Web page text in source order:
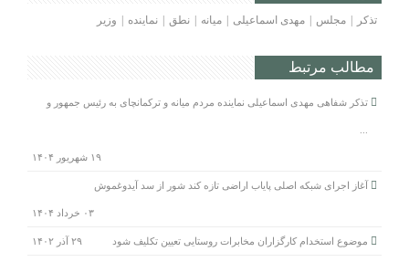
تذکر مجلس مهدی اسماعیلی میانه نطق نماینده وزیر
مطالب مرتبط
تذکر شفاهی مهدی اسماعیلی نماینده مردم میانه و ترکمانچای به رئیس جمهور و
۱۹ شهریور ۱۴۰۴
آغاز اجرای شبکه اصلی پایاب اراضی تازه کند شور از سد آیدوغموش
۰۳ خرداد ۱۴۰۴
موضوع استخدام کارگزاران مخابرات روستایی تعیین تکلیف شود ۲۹ آذر ۱۴۰۲